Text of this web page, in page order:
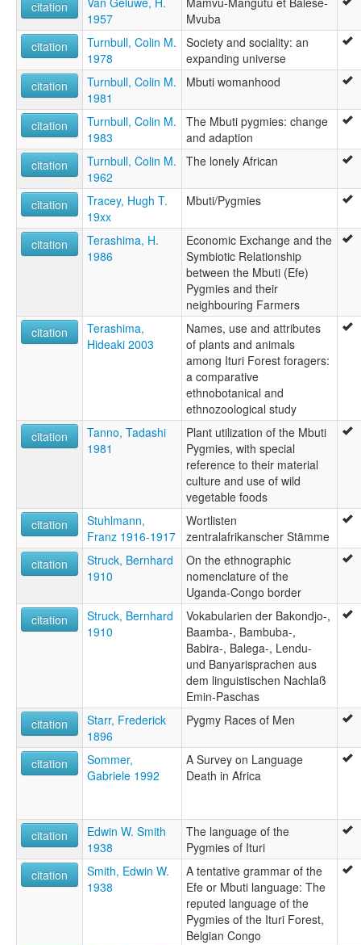
citation
1957
Mvuba
citation
Turnbull, Colin M.
1978
Society and sociality: an
expanding universe
citation
Turnbull, Colin M.
1981
Mbuti womanhood
citation
Turnbull, Colin M.
1983
The Mbuti pygmies: change
and adaption
citation
Turnbull, Colin M.
1962
The lonely African
citation
Tracey, Hugh T.
19xx
Mbuti/Pygmies
citation
Terashima, H.
1986
Economic Exchange and the
Symbiotic Relationship
between the Mbuti (Efe)
Pygmies and their
neighbouring Farmers
citation
Terashima,
Hideaki 2003
Names, use and attributes
of plants and animals
among Ituri Forest foragers:
a comparative
ethnobotanical and
ethnozoological study
citation
Tanno, Tadashi
1981
Plant utilization of the Mbuti
Pygmies, with special
reference to their material
culture and use of wild
vegetable foods
citation
Stuhlmann,
Franz 1916-1917
Wortlisten
zentralafrikanscher Stämme
citation
Struck, Bernhard
1910
On the ethnographic
nomenclature of the
Uganda-Congo border
citation
Struck, Bernhard
1910
Vokabularien der Bakondjo-,
Baamba-, Bambuba-,
Babira-, Balega-, Lendu-
und Banyarisprachen aus
dem linguistischen Nachlaß
Emin-Paschas
citation
Starr, Frederick
1896
Pygmy Races of Men
citation
Sommer,
Gabriele 1992
A Survey on Language
Death in Africa
citation
Edwin W. Smith
1938
The language of the
Pygmies of Ituri
citation
Smith, Edwin W.
1938
A tentative grammar of the
Efe or Mbuti language: The
reputed language of the
Pygmies of the Ituri Forest,
Belgian Congo